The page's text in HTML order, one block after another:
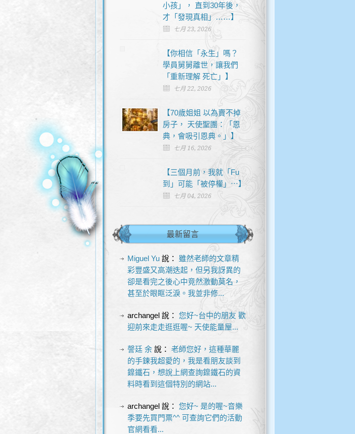
小孩」， 直到30年後，
才「發現真相」……】
七月 23, 2026
【你相信「永生」嗎？
學員舅舅離世，讓我們
「重新理解 死亡」】
七月 22, 2026
【70歲姐姐 以為賣不掉
房子， 天使聖團：「恩
典，會吸引恩典。」】
七月 16, 2026
【三個月前，我就「Fu
到」可能「被停權」⋯】
七月 04, 2026
最新留言
Miguel Yu說： 雖然老師的文章精
彩豐盛又高潮迭起，但另我訝異的
卻是看完之後心中竟然激動莫名，
甚至於眼眶泛淚。我並非修...
archangel說： 您好~台中的朋友 歡
迎前來走走逛逛喔~ 天使能量屋...
謦廷 余說： 老師您好，這種華麗
的手鍊我超愛的，我是看朋友談到
鎳鐵石，想說上網查詢鎳鐵石的資
料時看到這個特別的網站...
archangel說： 您好~ 是的喔~音樂
季要先買門票^^ 可查詢它們的活動
官網看看...